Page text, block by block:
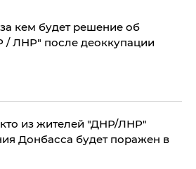
кем будет решение об
/ ЛНР" после деоккупации
кто из жителей "ДНР/ЛНР"
Донбасса будет поражен в